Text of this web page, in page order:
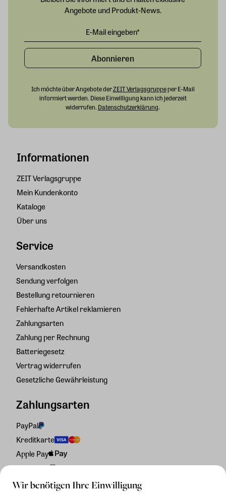
Wir benötigen Ihre Einwilligung
Informationen
ZEIT Verlagsgruppe
Mein Kundenkonto
Kataloge
Über uns
Service
Versandkosten
Sendung verfolgen
Bestellung retournieren
Fehlerhafte Artikel reklamieren
Zahlungsarten
Zahlung per Rechnung
Batteriegesetz
Vertrag widerrufen
Gesetzliche Gewährleistung
Zahlungsarten
PayPal
Kreditkarte
Apple Pay
Rechnung
Angebote und Produkt-News.
Abonnieren
Ich möchte über Angebote derZEIT Verlagsgruppeper E-Mail
informiert werden. Diese Einwilligung kann ich jederzeit
widerrufen. Datenschutzerklärung.